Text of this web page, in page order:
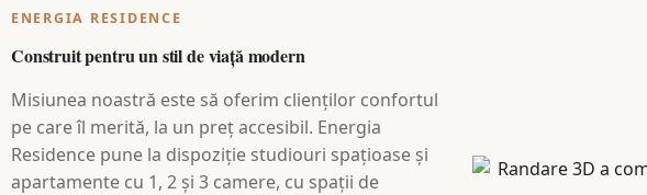
ENERGIA RESIDENCE
Construit pentru un stil de viață modern
Misiunea noastră este să oferim clienților confortul
pe care îl merită, la un preț accesibil. Energia
Residence pune la dispoziție studiouri spațioase și
apartamente cu 1, 2 și 3 camere, cu spații de